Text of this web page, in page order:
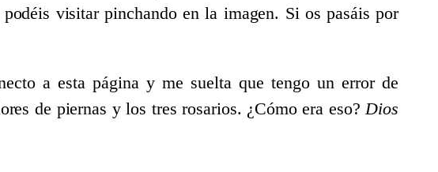
visitar pinchando en la imagen. Si os pasáis por
a esta página y me suelta que tengo un error de
de piernas y los tres rosarios. ¿Cómo era eso?Dios